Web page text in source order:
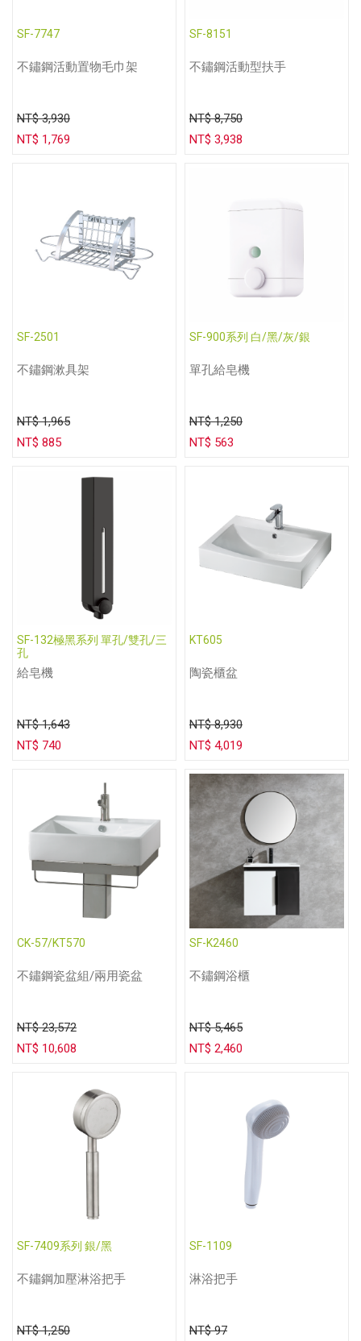
SF-7747
不鏽鋼活動置物毛巾架
NT$ 3,930
NT$ 1,769
SF-8151
不鏽鋼活動型扶手
NT$ 8,750
NT$ 3,938
SF-2501
不鏽鋼漱具架
NT$ 1,965
NT$ 885
SF-900系列 白/黑/灰/銀
單孔給皂機
NT$ 1,250
NT$ 563
SF-132極黑系列 單孔/雙孔/三
孔
給皂機
NT$ 1,643
NT$ 740
KT605
陶瓷櫃盆
NT$ 8,930
NT$ 4,019
CK-57/KT570
不鏽鋼瓷盆組/兩用瓷盆
NT$ 23,572
NT$ 10,608
SF-K2460
不鏽鋼浴櫃
NT$ 5,465
NT$ 2,460
SF-7409系列 銀/黑
不鏽鋼加壓淋浴把手
NT$ 1,250
SF-1109
淋浴把手
NT$ 97